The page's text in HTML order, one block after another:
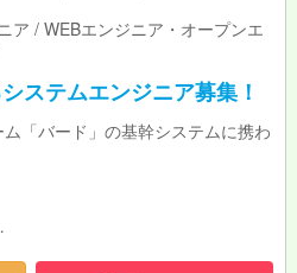
ア / WEBエンジニア・オープンエ
ステムエンジニア募集！
「バード」の基幹システムに携わ